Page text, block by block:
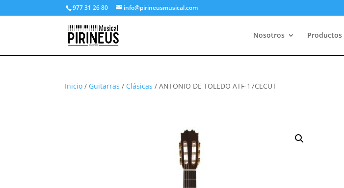
977 31 26 80 info@pirineusmusical.com
Nosotros Productos
Inicio / Guitarras / Clásicas / ANTONIO DE TOLEDO ATF-17CECUT